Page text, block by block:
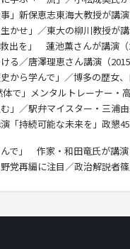
」新保恵志東海大教授が講
かせ」／東大の柳川教授が
出を」 蓮池薫さんが講演
る／唐澤理恵さん講演（
から学んで」／博多の歴女
で」メンタルトレーナー・
」／駅弁マイスター・三浦
「持続可能な未来を」政懇
で」 作家・和田竜氏が講
再編に注目／政治解説者